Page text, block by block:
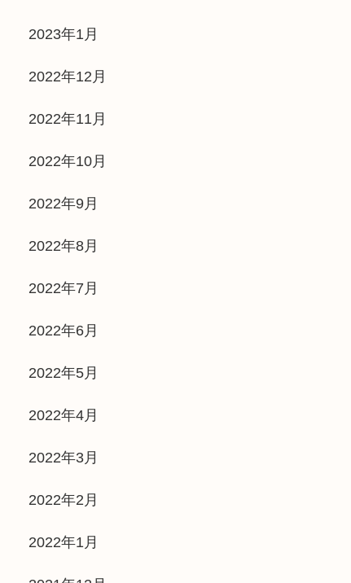
2023年1月
2022年12月
2022年11月
2022年10月
2022年9月
2022年8月
2022年7月
2022年6月
2022年5月
2022年4月
2022年3月
2022年2月
2022年1月